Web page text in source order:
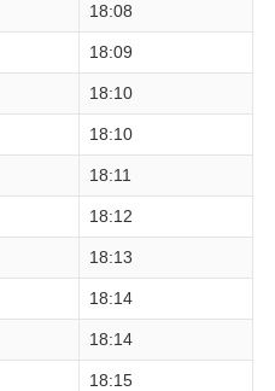
18:08
18:09
18:10
18:10
18:11
18:12
18:13
18:14
18:14
18:15